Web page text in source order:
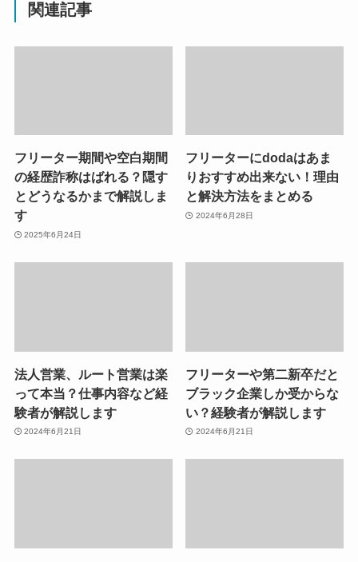
関連記事
フリーター期間や空白期間
の経歴詐称はばれる？隠す
とどうなるかまで解説しま
す
2025年6月24日
フリーターにdodaはあま
りおすすめ出来ない！理由
と解決方法をまとめる
2024年6月28日
法人営業、ルート営業は楽
って本当？仕事内容など経
験者が解説します
2024年6月21日
フリーターや第二新卒だと
ブラック企業しか受からな
い？経験者が解説します
2024年6月21日